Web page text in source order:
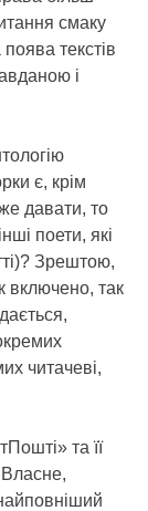
смаку
текстів
і
є, крім
давати, то
поети, які
Зрештою,
включено, так
читачеві,
та її